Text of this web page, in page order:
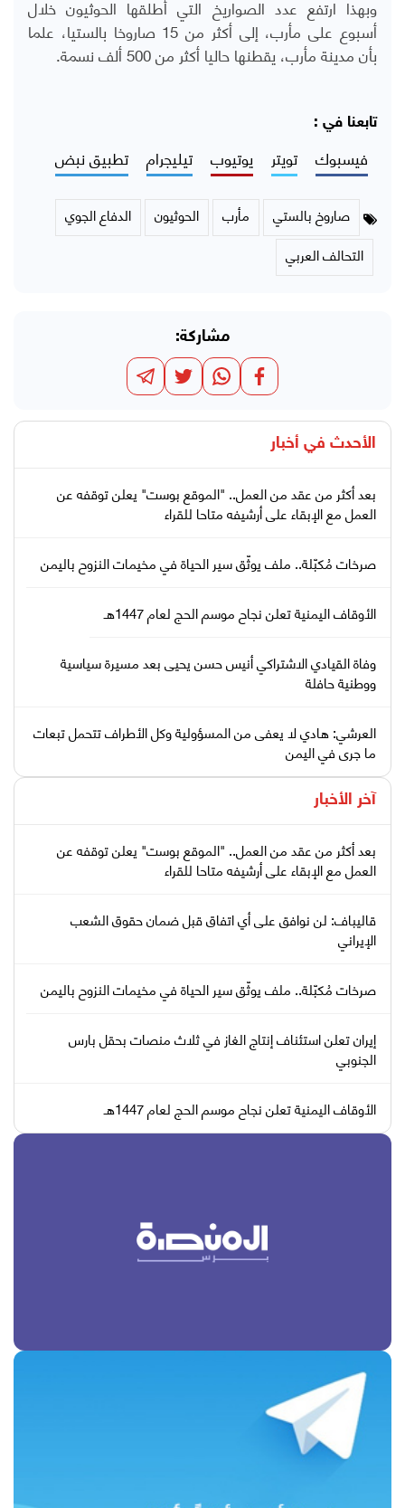
وبهذا ارتفع عدد الصواريخ التي أطلقها الحوثيون خلال
أسبوع على مأرب، إلى أكثر من 15 صاروخا بالستيا، علما
بأن مدينة مأرب، يقطنها حاليا أكثر من 500 ألف نسمة.
تابعنا في :
فيسبوك تويتر يوتيوب تيليجرام تطبيق نبض
صاروخ بالستي مأرب الحوثيون
الدفاع الجوي
التحالف العربي
مشاركة:
الأحدث في أخبار
بعد أكثر من عقد من العمل.. "الموقع بوست" يعلن توقفه عن
العمل مع الإبقاء على أرشيفه متاحا للقراء
صرخات مُكبّلة.. ملف يوثّق سير الحياة في مخيمات النزوح باليمن
الأوقاف اليمنية تعلن نجاح موسم الحج لعام 1447هـ
وفاة القيادي الاشتراكي أنيس حسن يحيى بعد مسيرة سياسية
ووطنية حافلة
العرشي: هادي لا يعفى من المسؤولية وكل الأطراف تتحمل تبعات
ما جرى في اليمن
آخر الأخبار
بعد أكثر من عقد من العمل.. "الموقع بوست" يعلن توقفه عن
العمل مع الإبقاء على أرشيفه متاحا للقراء
قاليباف: لن نوافق على أي اتفاق قبل ضمان حقوق الشعب
الإيراني
صرخات مُكبّلة.. ملف يوثّق سير الحياة في مخيمات النزوح باليمن
إيران تعلن استئناف إنتاج الغاز في ثلاث منصات بحقل بارس
الجنوبي
الأوقاف اليمنية تعلن نجاح موسم الحج لعام 1447هـ